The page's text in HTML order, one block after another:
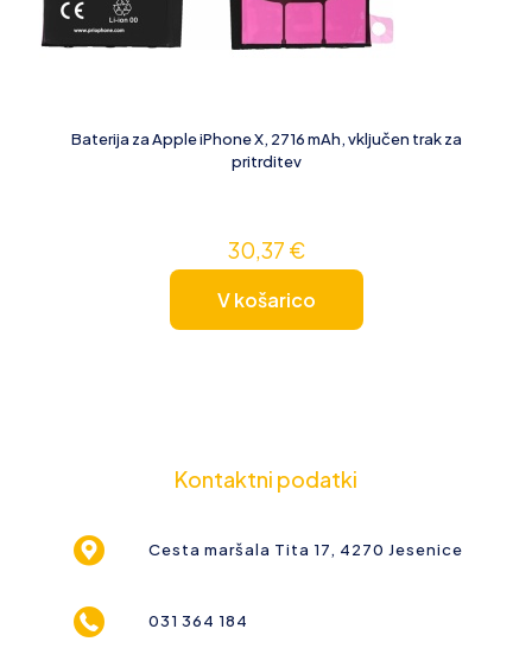
Baterija za Apple iPhone X, 2716 mAh, vključen trak za
pritrditev
30,37 €
V košarico
Kontaktni podatki
Cesta maršala Tita 17, 4270 Jesenice
031 364 184